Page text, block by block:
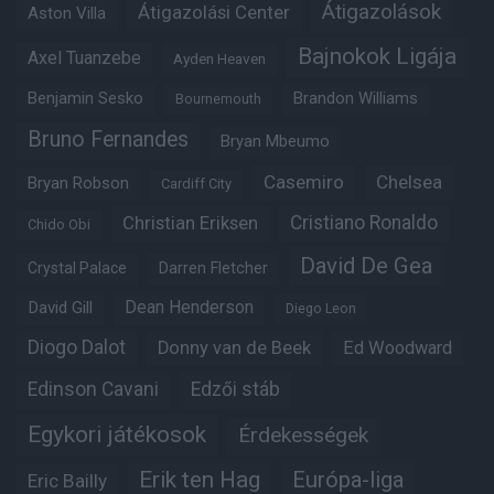
Aston Villa Átigazolási Center Átigazolások
Axel Tuanzebe Ayden Heaven Bajnokok Ligája
Benjamin Sesko Bournemouth Brandon Williams
Bruno Fernandes Bryan Mbeumo
Bryan Robson Cardiff City Casemiro Chelsea
Chido Obi Christian Eriksen Cristiano Ronaldo
Crystal Palace Darren Fletcher David De Gea
David Gill Dean Henderson Diego Leon
Diogo Dalot Donny van de Beek Ed Woodward
Edinson Cavani Edzői stáb
Egykori játékosok Érdekességek
Eric Bailly Erik ten Hag Európa-liga